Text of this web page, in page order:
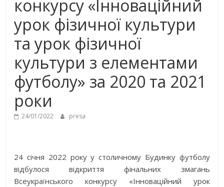
конкурсу «Інноваційний
урок фізичної культури
та урок фізичної
культури з елементами
футболу» за 2020 та 2021
роки
24/01/2022 presa
24 січня 2022 року у столичному Будинку футболу
відбулося відкриття фінальних змагань
Всеукраїнського конкурсу «Інноваційний урок